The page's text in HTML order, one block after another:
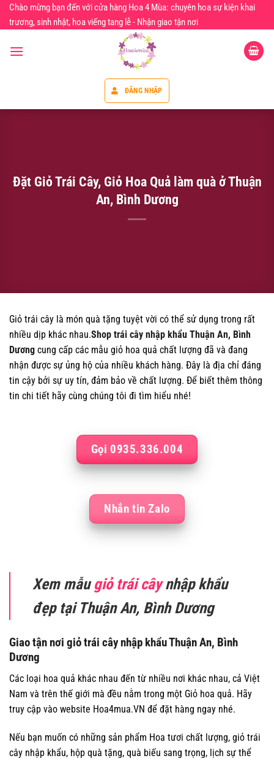
Chuyển
đến
dung
Chào mừng bạn đến với cửa hàng Hoa 4 Mùa: chuyên hoa sự kiện khai
trương, sinh nhật, hoa viếng tang lễ - Nhận giao tận nơi
ĐĂNG NHẬP
Đặt Giỏ Trái Cây, Giỏ Hoa Quả làm quà ở Thuận
An, Bình Dương
Giỏ trái cây là món quà tặng tuyệt vời có thể sử dụng trong rất
nhiều dịp khác nhau.Shop trái cây nhập khẩu Thuận An, Bình
Dương cung cấp các mẫu giỏ hoa quả chất lượng đã và đang
nhận được sự ủng hộ của nhiều khách hàng. Đây là địa chỉ đáng
tin cậy bởi sự uy tín, đảm bảo về chất lượng. Để biết thêm thông
tin chi tiết hãy cùng chúng tôi đi tìm hiểu nhé!
Gọi 0935.336.004
Nhắn tin Zalo
Xem mẫugiỏ trái câynhập khẩu
đẹp tại Thuận An, Bình Dương
Giao tận nơi giỏ trái cây nhập khẩu Thuận An, Bình
Dương
Các loại hoa quả khác nhau đến từ nhiều nơi khác nhau, cả Việt
Nam và trên thế giới mà đều nằm trong một Giỏ hoa quả. Hãy
truy cập vào website Hoa4mua.VN để đặt hàng ngay nhé.
Nếu bạn muốn có những sản phẩm Hoa tươi chất lượng, giỏ trái
cây nhập khẩu, hộp quà tặng, quà biếu sang trọng, lịch sự thể